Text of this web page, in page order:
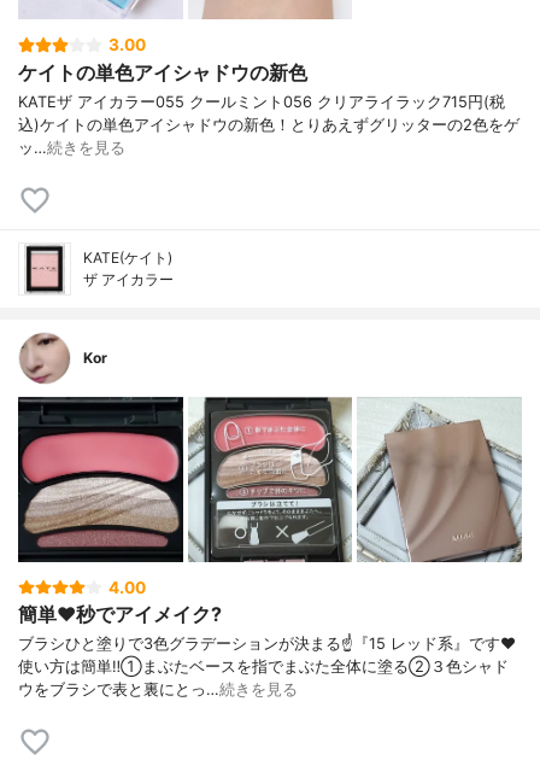
3.00
ケイトの単色アイシャドウの新色
KATE ザ アイカラー 055 クールミント 056 クリアライラック 715円(税
込) ケイトの単色アイシャドウの新色！ とりあえずグリッターの2色をゲ
ッ…続きを見る
KATE(ケイト)
ザ アイカラー
Kor
4.00
簡単❤️秒でアイメイク?
ブラシひと塗りで3色グラデーションが決まる☝️『15 レッド系』です❤️
使い方は簡単‼️①まぶたベースを指でまぶた全体に塗る②３色シャド
ウをブラシで表と裏にとっ…続きを見る